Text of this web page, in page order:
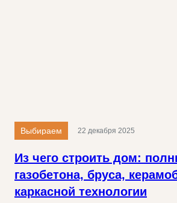
Выбираем
Из чего строить дом:
газобетона, бруса,
каркасной технологии
22 декабря 2025